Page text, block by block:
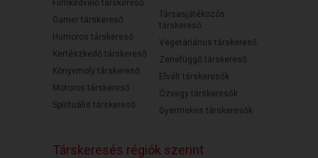
Filmkedvelő társkereső
Gamer társkereső
Humoros társkereső
Kertészkedő társkereső
Könyvmoly társkereső
Motoros társkereső
Spirituális társkereső
Társasjátékozós
társkereső
Vegetáriánus társkereső
Zenefüggő társkereső
Elvált társkeresők
Özvegy társkeresők
Gyermekes társkeresők
Társkeresés régiók szerint